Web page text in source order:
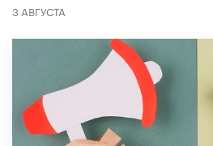
3 АВГУСТА